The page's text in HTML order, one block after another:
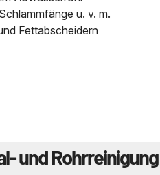
u. v. m.
Fettabscheidern
und Rohrreinigung